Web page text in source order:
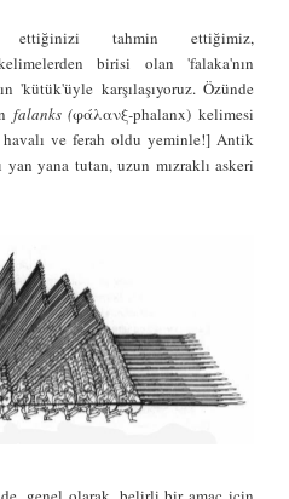
tahmin ettiğimiz,
birisi olan 'falaka'nın
'kütük'üyle karşılaşıyoruz. Özünde
falanks (φάλανξ-phalanx)kelimesi
ve ferah oldu yeminle!] Antik
yana tutan, uzun mızraklı askeri